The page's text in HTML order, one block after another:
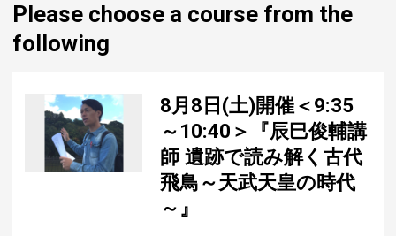
Please choose a course from the
following
8月8日(土)開催＜9:35
～10:40＞『辰巳俊輔講
師 遺跡で読み解く古代
飛鳥～天武天皇の時代
～』